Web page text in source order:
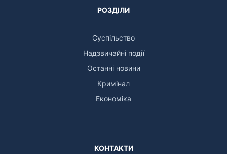
РОЗДІЛИ
Суспільство
Надзвичайні події
Останні новини
Кримінал
Економіка
КОНТАКТИ